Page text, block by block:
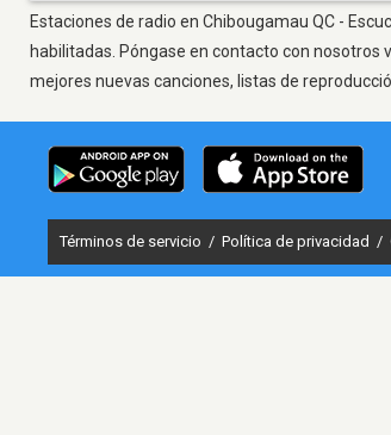
Estaciones de radio en Chibougamau QC -
habilitadas. Póngase en contacto con
mejores nuevas canciones, listas de
Términos de servicio / Política de privacidad /